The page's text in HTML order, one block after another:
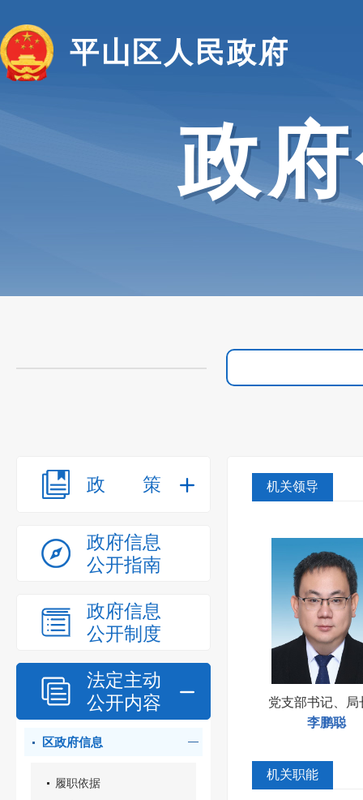
平山区人民政府
政
政策
政府信息
公开指南
政府信息
公开制度
法定主动
公开内容
区政府信息
履职依据
机关领导
党支部书记、局
李鹏聪
机关职能